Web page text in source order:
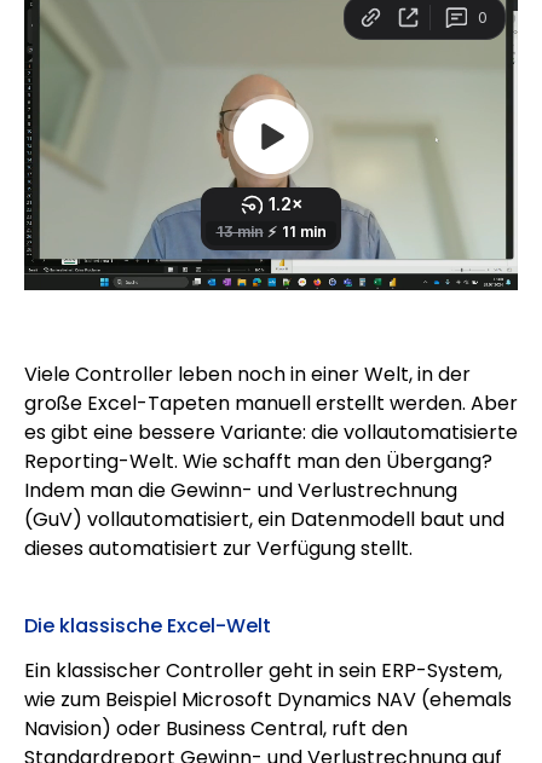
Viele Controller leben noch in einer Welt, in der
große Excel-Tapeten manuell erstellt werden. Aber
es gibt eine bessere Variante: die vollautomatisierte
Reporting-Welt. Wie schafft man den Übergang?
Indem man die Gewinn- und Verlustrechnung
(GuV) vollautomatisiert, ein Datenmodell baut und
dieses automatisiert zur Verfügung stellt.
Die klassische Excel-Welt
Ein klassischer Controller geht in sein ERP-System,
wie zum Beispiel Microsoft Dynamics NAV (ehemals
Navision) oder Business Central, ruft den